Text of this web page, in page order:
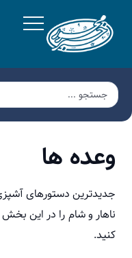
وعده ها
جدیدترین دستورهای
ناهار و شام را در این
کنید.